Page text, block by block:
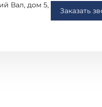
Вал, дом 5,
Заказать